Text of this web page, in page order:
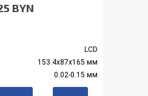
BYN
LCD
153.4x87x165 мм
0.02-0.15 мм